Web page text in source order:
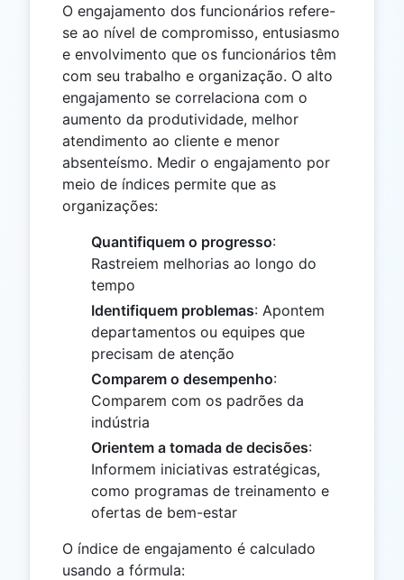
O engajamento dos funcionários refere-
se ao nível de compromisso, entusiasmo
e envolvimento que os funcionários têm
com seu trabalho e organização. O alto
engajamento se correlaciona com o
aumento da produtividade, melhor
atendimento ao cliente e menor
absenteísmo. Medir o engajamento por
meio de índices permite que as
organizações:
Quantifiquem o progresso:
Rastreiem melhorias ao longo do
tempo
Identifiquem problemas: Apontem
departamentos ou equipes que
precisam de atenção
Comparem o desempenho:
Comparem com os padrões da
indústria
Orientem a tomada de decisões:
Informem iniciativas estratégicas,
como programas de treinamento e
ofertas de bem-estar
O índice de engajamento é calculado
usando a fórmula: